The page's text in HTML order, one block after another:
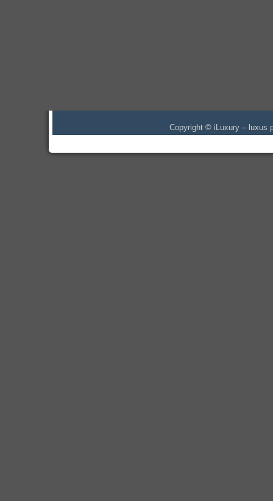
Copyright © iLuxury – luxus